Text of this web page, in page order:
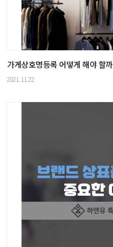
가게상호명등록 어떻게 해야 할까
2021.11.22